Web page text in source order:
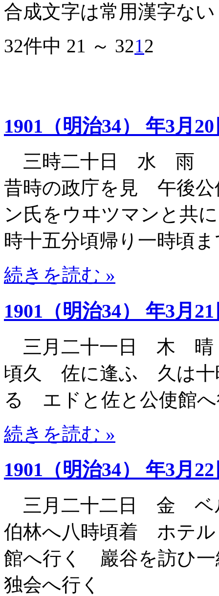
合成文字は常用漢字な
32件中 21 ～ 3212
1901（明治34） 年3月
三時二十日 水 雨
昔時の政庁を見 午後
ン氏をウヰツマンと共
時十五分頃帰り一時頃
続きを読む »
1901（明治34） 年3月
三月二十一日 木 晴
頃久 佐に逢ふ 久は十
る エドと佐と公使館
続きを読む »
1901（明治34） 年3月
三月二十二日 金 ベ
伯林へ八時頃着 ホテ
館へ行く 巖谷を訪ひ
独会へ行く